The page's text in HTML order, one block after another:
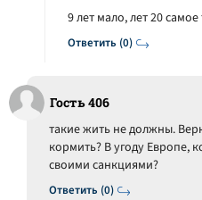
Ответить (0)
9 лет мало, лет 20 самое
Гость 406
Ответить (0)
такие жить не должны.
кормить? В угоду Европе,
своими санкциями?